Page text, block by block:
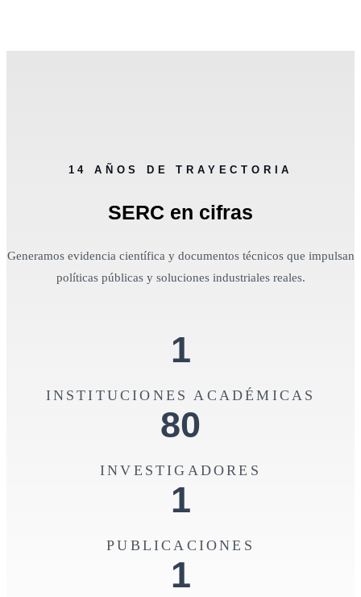
14 AÑOS DE TRAYECTORIA
SERC en cifras
Generamos evidencia científica y documentos técnicos que impulsan
políticas públicas y soluciones industriales reales.
1
INSTITUCIONES ACADÉMICAS
80
INVESTIGADORES
1
PUBLICACIONES
1